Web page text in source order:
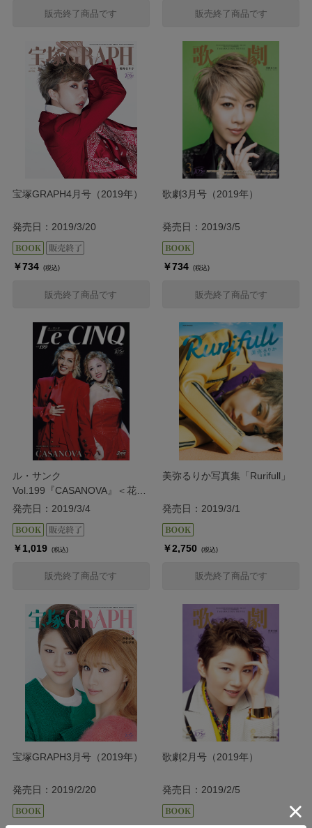
販売終了商品です 販売終了商品です
宝塚GRAPH4月号（2019年）
発売日：2019/3/20
￥734 (税込)
販売終了商品です
歌劇3月号（2019年）
発売日：2019/3/5
￥734 (税込)
販売終了商品です
ル・サンク
Vol.199『CASANOVA』＜花組
＞
発売日：2019/3/4
￥1,019 (税込)
販売終了商品です
美弥るりか写真集「Rurifull」
発売日：2019/3/1
￥2,750 (税込)
販売終了商品です
宝塚GRAPH3月号（2019年）
発売日：2019/2/20
歌劇2月号（2019年）
発売日：2019/2/5